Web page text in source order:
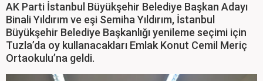
AK Parti İstanbul Büyükşehir Belediye Başkan Adayı
Binali Yıldırım ve eşi Semiha Yıldırım, İstanbul
Büyükşehir Belediye Başkanlığı yenileme seçimi için
Tuzla’da oy kullanacakları Emlak Konut Cemil Meriç
Ortaokulu’na geldi.